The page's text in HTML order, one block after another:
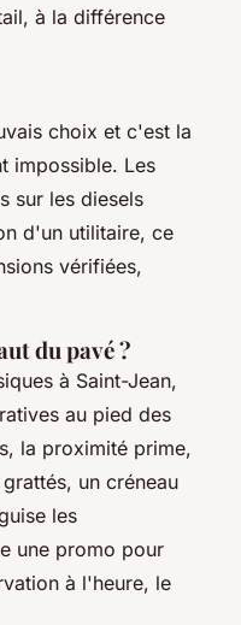
à la différence
choix et c'est la
impossible. Les
sur les diesels
d'un utilitaire, ce
vérifiées,
du pavé ?
à Saint-Jean,
au pied des
la proximité prime,
un créneau
les
une promo pour
à l'heure, le